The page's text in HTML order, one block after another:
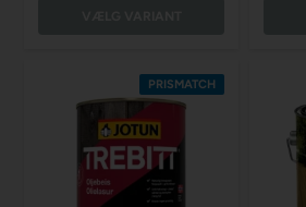
PRISMATCH